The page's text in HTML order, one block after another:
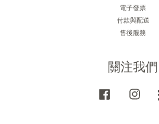
電子發票
付款與配送
售後服務
關注我們
Facebook